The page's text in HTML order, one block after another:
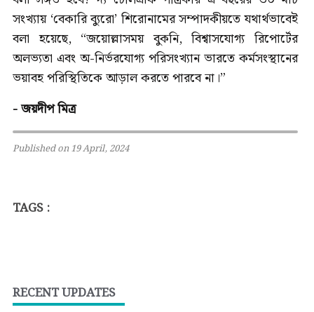
সংখ্যায় ‘বেকারি ব্যুরো’ শিরোনামের সম্পাদকীয়তে যথার্থভাবেই
বলা হয়েছে, “জয়োল্লাসময় বুকনি, বিশ্বাসযোগ্য রিপোর্টের
অলভ্যতা এবং অ-নির্ভরযোগ্য পরিসংখ্যান ভারতে কর্মসংস্থানের
ভয়াবহ পরিস্থিতিকে আড়াল করতে পারবে না।”
- জয়দীপ মিত্র
Published on 19 April, 2024
TAGS :
RECENT UPDATES